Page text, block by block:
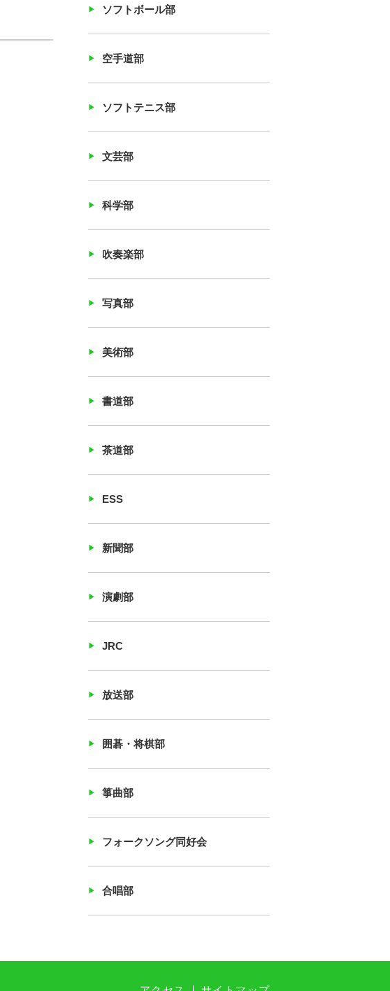
ソフトボール部
空手道部
ソフトテニス部
文芸部
科学部
吹奏楽部
写真部
美術部
書道部
茶道部
ESS
新聞部
演劇部
JRC
放送部
囲碁・将棋部
箏曲部
フォークソング同好会
合唱部